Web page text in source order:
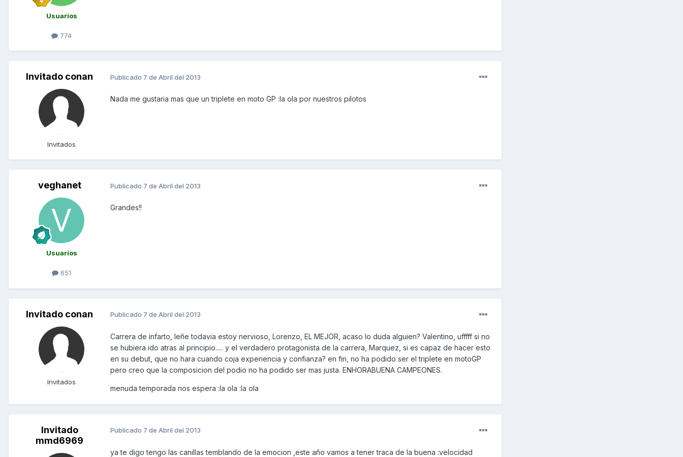
Usuarios
774
Invitado conan
Invitados
Publicado 7 de Abril del 2013
Nada me gustaria mas que un triplete en moto GP :la ola por nuestros pilotos
veghanet
Usuarios
651
Publicado 7 de Abril del 2013
Grandes!!
Invitado conan
Invitados
Publicado 7 de Abril del 2013
Carrera de infarto, leñe todavia estoy nervioso, Lorenzo, EL MEJOR, acaso lo duda alguien? Valentino, ufffff si no
se hubiera ido atras al principio..... y el verdadero protagonista de la carrera, Marquez, si es capaz de hacer esto
en su debut, que no hara cuando coja experiencia y confianza? en fin, no ha podido ser el triplete en motoGP
pero creo que la composicion del podio no ha podido ser mas justa. ENHORABUENA CAMPEONES.
menuda temporada nos espera :la ola :la ola
Invitado
mmd6969
Publicado 7 de Abril del 2013
ya te digo tengo las canillas temblando de la emocion ,este año vamos a tener traca de la buena :velocidad